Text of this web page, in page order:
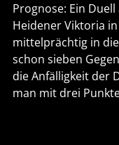
Prognose: Ein
Heidener Viktoria
mittelprächtig in
schon sieben
die Anfälligkeit der
man mit drei